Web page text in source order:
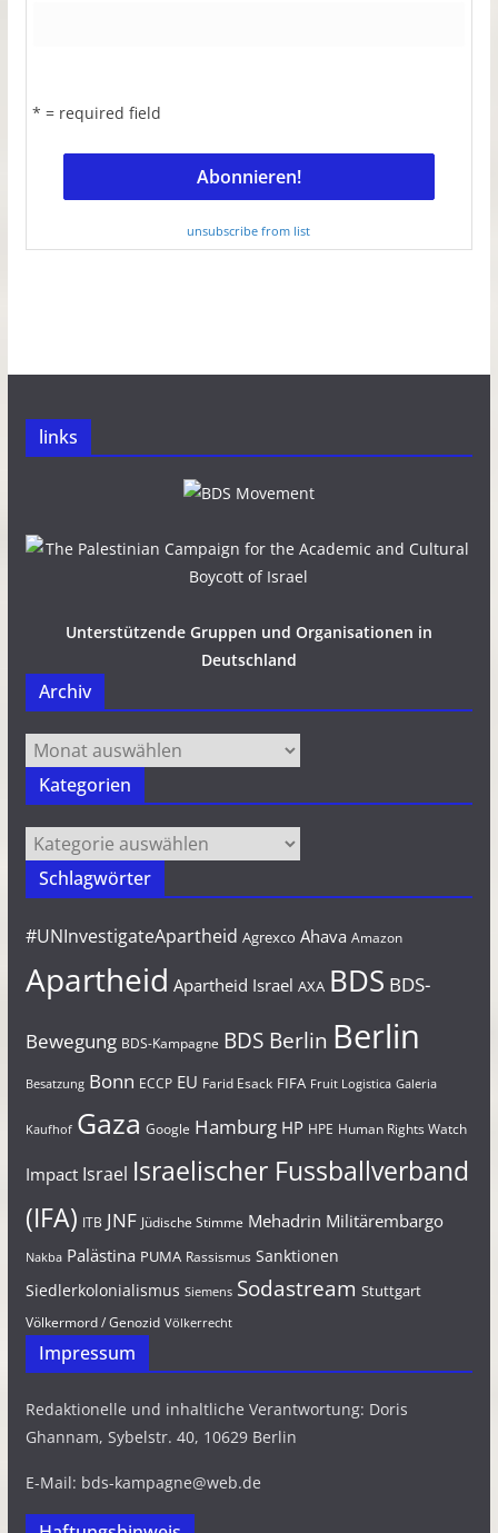
* = required field
unsubscribe from list
links
Unterstützende Gruppen und Organisationen in
Deutschland
Archiv
Archiv
Kategorien
Kategorien
Schlagwörter
#UNInvestigateApartheid Agrexco Ahava Amazon
Apartheid Apartheid Israel AXA BDS BDS-
Bewegung BDS-Kampagne BDS Berlin Berlin
Besatzung Bonn ECCP EU Farid Esack FIFA Fruit Logistica Galeria
Kaufhof Gaza Google Hamburg HP HPE Human Rights Watch
Impact Israel Israelischer Fussballverband
(IFA) ITB JNF Jüdische Stimme Mehadrin Militärembargo
Nakba Palästina PUMA Rassismus Sanktionen
Siedlerkolonialismus Siemens Sodastream Stuttgart
Völkermord / Genozid Völkerrecht
Impressum
Redaktionelle und inhaltliche Verantwortung: Doris
Ghannam, Sybelstr. 40, 10629 Berlin
E-Mail: bds-kampagne@web.de